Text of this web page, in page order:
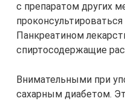
с препаратом других
Панкреатином
спиртосодержащие
Внимательными при
сахарным диабетом.